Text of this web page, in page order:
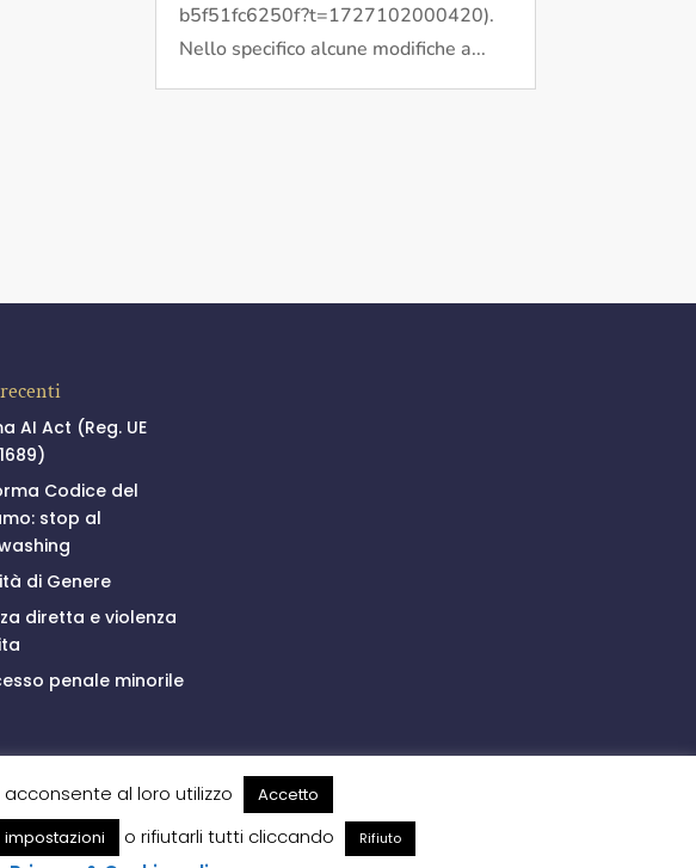
b5f51fc6250f?t=1727102000420).
Nello specifico alcune modifiche a...
AI Act (Reg. UE
Codice del
stop al
di Genere
diretta e violenza
penale minorile
al loro utilizzo Accetto
impostazioni o rifiutarli tutti cliccando Rifiuto